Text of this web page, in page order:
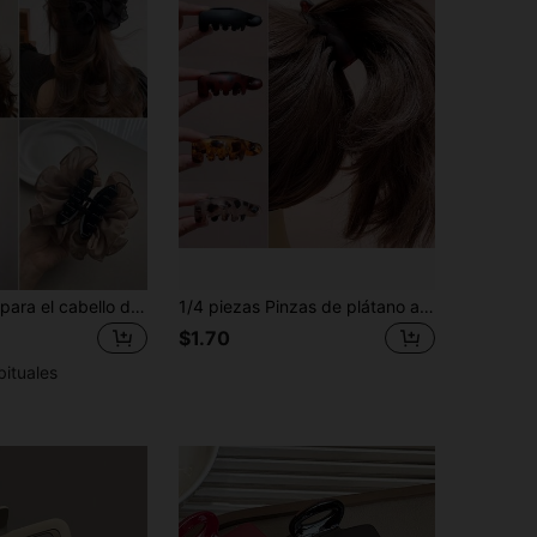
1 pieza Pinza para el cabello de mujer, diseño coreano de flor grande de nicho, clip de agarre, volumen de cabello de verano, pinza grande para la parte trasera de la cabeza 1/4 piezas Pinzas de plátano antideslizantes para mujer, pinzas ovaladas con estampado de leopardo vintage para coletas, moños y cabello rizado
$1.70